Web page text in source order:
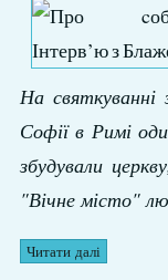
На святкуванні
Софії в Римі
збудували
"Вічне місто"
Читати далі